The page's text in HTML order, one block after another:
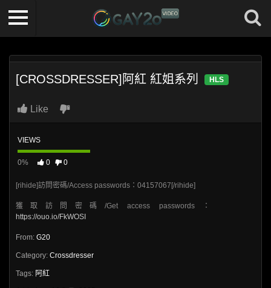
[CROSSDRESSER]阿紅 紅姐系列 HLS
Like
VIEWS
0% 0 0
[rihide]訪問密碼/Access passwords：04157067[/rihide]
獲取訪問密碼/Get access passwords：
https://ouo.io/FkWOSI
From: G20
Category: Crossdresser
Tags: 阿紅